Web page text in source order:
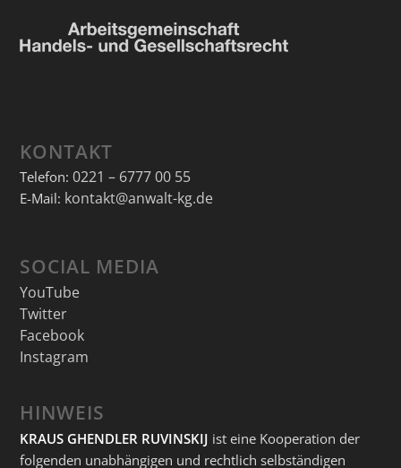
KONTAKT
Telefon: 0221 – 6777 00 55
E-Mail: kontakt@anwalt-kg.de
SOCIAL MEDIA
YouTube
Twitter
Facebook
Instagram
HINWEIS
KRAUS GHENDLER RUVINSKIJ ist eine Kooperation der
folgenden unabhängigen und rechtlich selbständigen